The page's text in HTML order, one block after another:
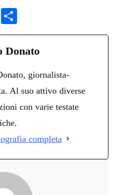
Li
on
di
di
Donato
giornalista-
Al suo attivo diverse
con varie testate
completa